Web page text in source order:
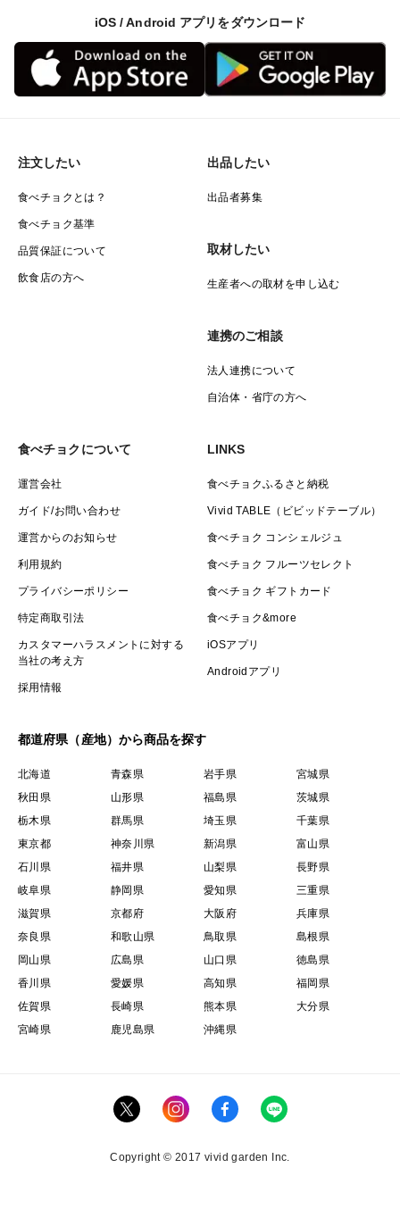
iOS / Android アプリをダウンロード
注文したい
食べチョクとは？
食べチョク基準
品質保証について
飲食店の方へ
出品したい
出品者募集
取材したい
生産者への取材を申し込む
連携のご相談
法人連携について
自治体・省庁の方へ
食べチョクについて
運営会社
ガイド/お問い合わせ
運営からのお知らせ
利用規約
プライバシーポリシー
特定商取引法
カスタマーハラスメントに対する
当社の考え方
採用情報
LINKS
食べチョクふるさと納税
Vivid TABLE（ビビッドテーブル）
食べチョク コンシェルジュ
食べチョク フルーツセレクト
食べチョク ギフトカード
食べチョク&more
iOSアプリ
Androidアプリ
都道府県（産地）から商品を探す
北海道 青森県 岩手県
宮城県
秋田県
山形県 福島県
茨城県
栃木県
群馬県 埼玉県
千葉県
東京都
神奈川県 新潟県
富山県
石川県
福井県 山梨県
長野県
岐阜県
静岡県 愛知県
三重県
滋賀県
京都府 大阪府
兵庫県
奈良県
和歌山県 鳥取県
島根県
岡山県
広島県 山口県
徳島県
香川県
愛媛県 高知県
福岡県
佐賀県
長崎県 熊本県
大分県
宮崎県
鹿児島県 沖縄県
Copyright © 2017 vivid garden Inc.